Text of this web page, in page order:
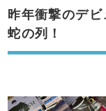
昨年衝撃のデ
蛇の列！